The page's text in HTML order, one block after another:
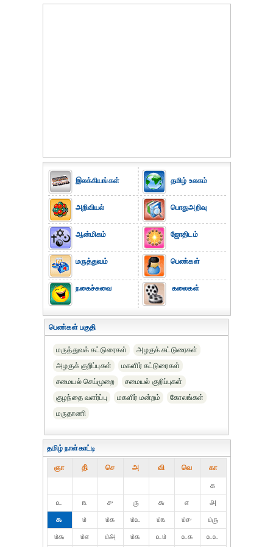
இலக்கியங்கள்
அறிவியல்
ஆன்மிகம்
மருத்துவம்
நகைச்சுவை
தமிழ் உலகம்
பொதுஅறிவு
ஜோதிடம்
பெண்கள்
கலைகள்
பெண்கள் பகுதி
மருத்துவக் கட்டுரைகள்
அழகுக் கட்டுரைகள்
அழகுக் குறிப்புகள்
மகளிர் கட்டுரைகள்
சமையல் செய்முறை
சமையல் குறிப்புகள்
குழந்தை வளர்ப்பு
மகளிர் மன்றம்
கோலங்கள்
மருதாணி
தமிழ் நாள்காட்டி
ஞா தி் செ அ வி வெ கா
௧
௨
௩ ௪ ௫ ௬ ௭
௮
௯
௰ ௰௧ ௰௨ ௰௩ ௰௪
௰௫
௰௬
௰௭ ௰௮ ௰௯ ௨௰ ௨௧
௨௨